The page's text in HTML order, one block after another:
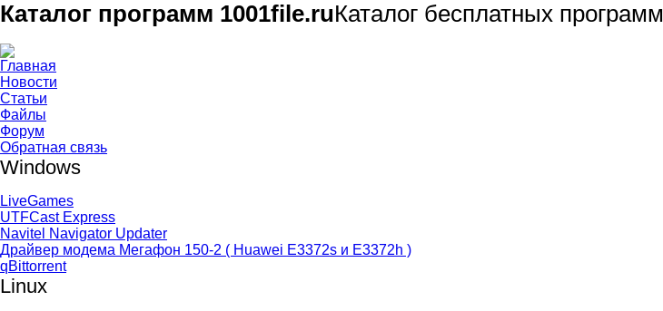
Каталог программ 1001file.ruКаталог бесплатных программ
Главная
Новости
Статьи
Файлы
Форум
Обратная связь
Windows
LiveGames
UTFCast Express
Navitel Navigator Updater
Драйвер модема Мегафон 150-2 ( Huawei E3372s и E3372h )
qBittorrent
Linux